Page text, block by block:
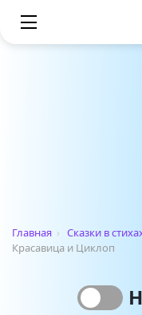
Главная › Сказки в
Красавица и Циклоп